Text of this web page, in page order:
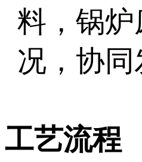
料，锅
况，协
工艺流程